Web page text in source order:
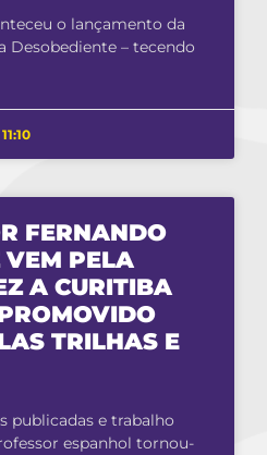
o lançamento da
Desobediente – tecendo
11:10
FERNANDO
VEM PELA
A CURITIBA
TRILHAS E
publicadas e trabalho
espanhol tornou-